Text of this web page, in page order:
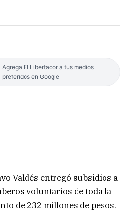
Agrega El Libertador a tus medios
preferidos en Google
Valdés entregó subsidios a
voluntarios de toda la
de 232 millones de pesos.